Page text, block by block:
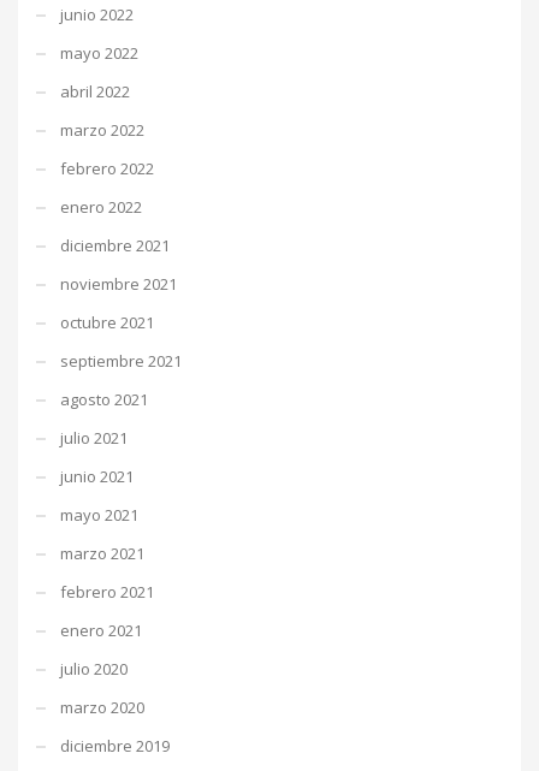
junio 2022
mayo 2022
abril 2022
marzo 2022
febrero 2022
enero 2022
diciembre 2021
noviembre 2021
octubre 2021
septiembre 2021
agosto 2021
julio 2021
junio 2021
mayo 2021
marzo 2021
febrero 2021
enero 2021
julio 2020
marzo 2020
diciembre 2019